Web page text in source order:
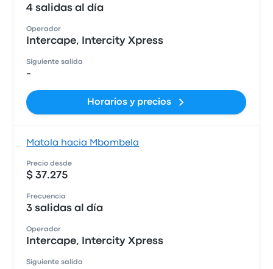
4 salidas al día
Operador
Intercape, Intercity Xpress
Siguiente salida
-
Horarios y precios
Matola hacia Mbombela
Precio desde
$ 37.275
Frecuencia
3 salidas al día
Operador
Intercape, Intercity Xpress
Siguiente salida